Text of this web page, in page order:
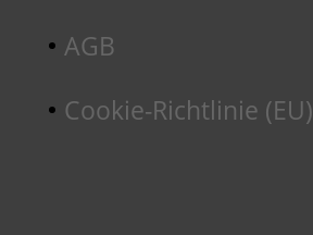
AGB
Cookie-Richtlinie (EU)